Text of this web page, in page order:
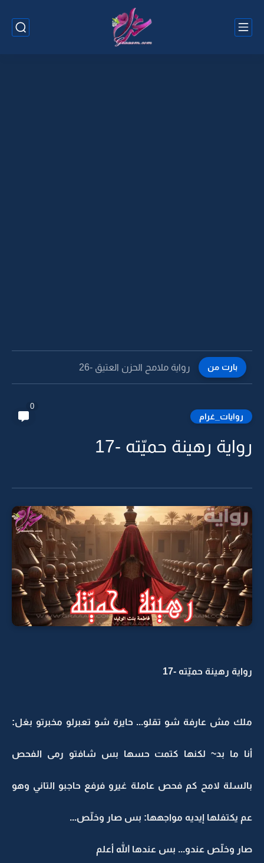
بارت من رواية ملامح الحزن العتيق -26
روايات_غرام
0
رواية رهينة حميّته -17
رواية رهينة حميّته -17
ملك مش عارفة شو تقلو... حايرة شو تعبرلو مخبرتو بغل:
أنا ما بد~ لكنها كتمت حسها بس شافتو رمى الفحص
بالسلة لامح كم فحص عاملة غيرو فرفع حاجبو التاني وهو
عم يكتفلها إيديه مواجهها: بس صار وخلّص...
صار وخلّص عندو... بس عندها الله أعلم